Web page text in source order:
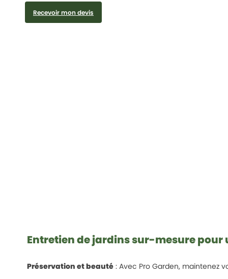
Recevoir mon devis
Entretien de jardins sur-mesure pour
Préservation et beauté : Avec Pro Garden, maintenez